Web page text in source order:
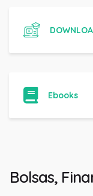
Ebooks
Bolsas,